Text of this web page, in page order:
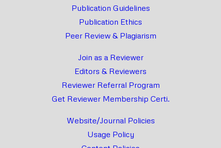
Publication Guidelines
Publication Ethics
Peer Review & Plagiarism
Join as a Reviewer
Editors & Reviewers
Reviewer Referral Program
Get Reviewer Membership Certi.
Website/Journal Policies
Usage Policy